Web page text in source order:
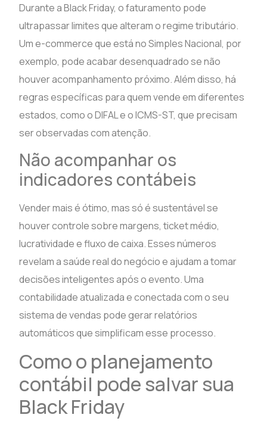
Durante a Black Friday, o faturamento pode
ultrapassar limites que alteram o regime tributário.
Um e-commerce que está no Simples Nacional, por
exemplo, pode acabar desenquadrado se não
houver acompanhamento próximo. Além disso, há
regras específicas para quem vende em diferentes
estados, como o DIFAL e o ICMS-ST, que precisam
ser observadas com atenção.
Não acompanhar os
indicadores contábeis
Vender mais é ótimo, mas só é sustentável se
houver controle sobre margens, ticket médio,
lucratividade e fluxo de caixa. Esses números
revelam a saúde real do negócio e ajudam a tomar
decisões inteligentes após o evento. Uma
contabilidade atualizada e conectada com o seu
sistema de vendas pode gerar relatórios
automáticos que simplificam esse processo.
Como o planejamento
contábil pode salvar sua
Black Friday